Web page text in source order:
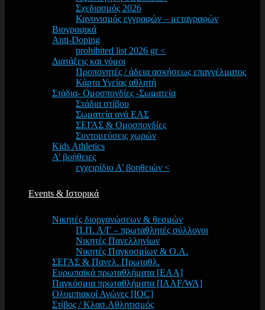
Σχεδιασμός 2026
Κανονισμός εγγραφών – μεταγραφών
Βιογραφικά
Anti-Doping
prohibited list 2026 gr <
Διατάξεις και νόμοι
Προπονητές / άδεια ασκήσεως επαγγέλματος
Κάρτα Υγείας αθλητή
Στάδια- Ομοσπονδίες -Σωματεία
Στάδια στίβου
Σωματεία ανά ΕΑΣ
ΣΕΓΑΣ & Ομοσπονδίες
Συντομεύσεις χωρών
Kids Athletics
Α’ βοήθειες
εγχειρίδιο Α’ βοηθειών <
Events & Ιστορικά
Νικητές διοργανώσεων & θεσμών
Π.Π. Α/Γ – πρωταθλητές σύλλογοι
Νικητές Πανελληνίων
Νικητές Παγκοσμίων & Ο.Α.
ΣΕΓΑΣ & Πανελ. Πρωταθλ.
Ευρωπαϊκά πρωταθλήματα [EAA]
Παγκόσμια πρωταθλήματα [IAAF/WA]
Ολυμπιακοί Αγώνες [IOC]
Στίβος / Κλασ.Αθλητισμός